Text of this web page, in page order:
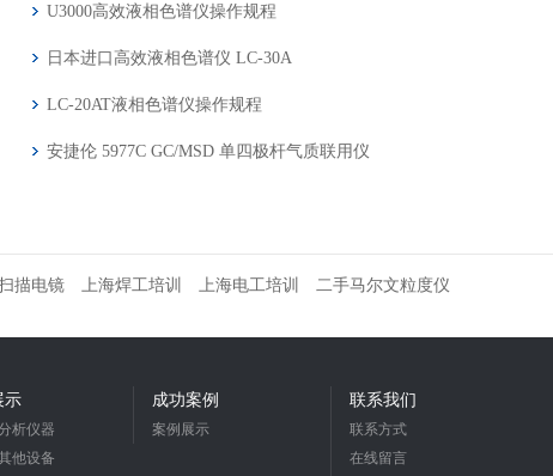
U3000高效液相色谱仪操作规程
日本进口高效液相色谱仪 LC-30A
LC-20AT液相色谱仪操作规程
安捷伦 5977C GC/MSD 单四极杆气质联用仪
描电镜 上海焊工培训 上海电工培训 二手马尔文粒度仪
示
析仪器
他设备
成功案例
案例展示
联系我们
联系方式
在线留言